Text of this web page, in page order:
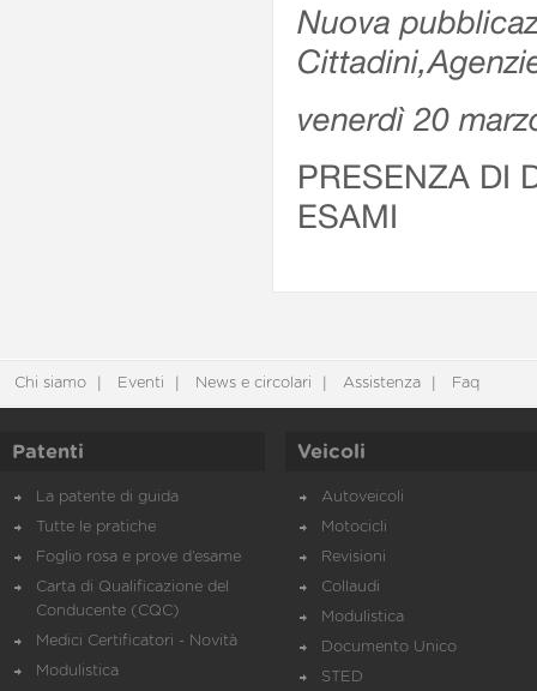
Nuova
venerdì 20
PRESENZA DI
ESAMI
Chi siamo Eventi News e circolari Assistenza Faq
Patenti
La patente di guida
Tutte le pratiche
Foglio rosa e prove d’esame
Carta di Qualificazione del
Conducente (CQC)
Medici Certificatori - Novità
Modulistica
Veicoli
Autoveicoli
Motocicli
Revisioni
Collaudi
Modulistica
Documento Unico
STED